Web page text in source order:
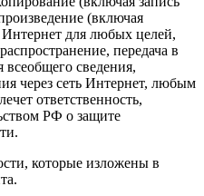
(включая
Интернет для любых целей,
передача в
сведения,
через сеть Интернет, любым
ответственность,
РФ о защите
которые изложены в